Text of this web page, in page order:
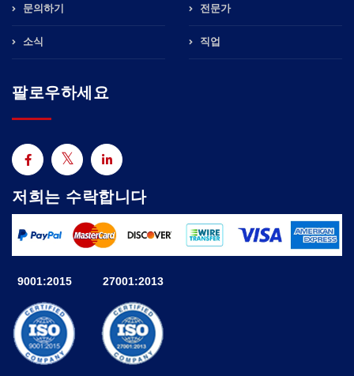
문의하기
소식
전문가
직업
팔로우하세요
저희는 수락합니다
9001:2015 27001:2013